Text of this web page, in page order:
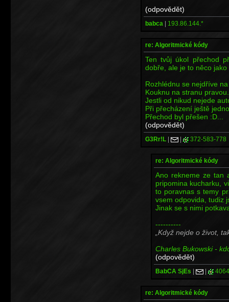
(odpovědět)
babca | 193.86.144.*
re: Algoritmické kódy
Ten tvůj úkol přechod
dobře, ale je to něco
Rozhlédnu se nejdříve
Kouknu na stranu pravou.
Jestli od nikud nejede
Při přecházení ještě
Přechod byl přešen :D...
(odpovědět)
G3Rr!L | | 372-583-778
re: Algoritmické kódy
Ano rekneme ze tan
pripomina kucharku,
to poravnas s temy
vsem odpovida, tudiz
Jinak se s nimi
----------
Když nejde o život,
Charles Bukowski -
(odpovědět)
BabCA SjEs | |
re: Algoritmické kódy